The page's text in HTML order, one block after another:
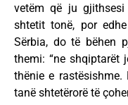
vetëm që ju
shtetit tonë, por
Sërbia, do të bëhen
themi: “ne shqiptarët
thënie e
tanë shtetërorë të